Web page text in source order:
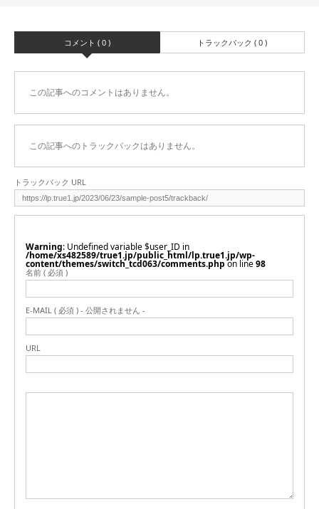
コメント ( 0 ) トラックバック ( 0 )
この記事へのコメントはありません。
この記事へのトラックバックはありません。
トラックバック URL
Warning : Undefined variable $user_ID in
/home/xs482589/true1.jp/public_html/lp.true1.jp/wp-
content/themes/switch_tcd063/comments.phpon line98
名前 ( 必須 )
E-MAIL ( 必須 ) - 公開されません -
URL